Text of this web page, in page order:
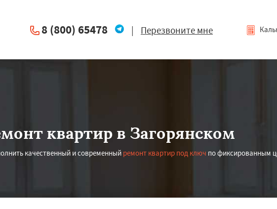
8 (800) 65478 | Перезвоните мне
квартир в Загорянском
качественный и современный ремонт квартир под ключ по фиксированным